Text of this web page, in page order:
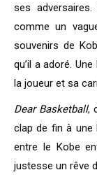
ses
comme un
souvenirs de
qu’il a adoré.
la joueur et sa
Dear Basketball,
clap de fin à une
entre le Kobe
justesse un rêve